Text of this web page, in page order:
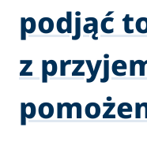
podjąć
z